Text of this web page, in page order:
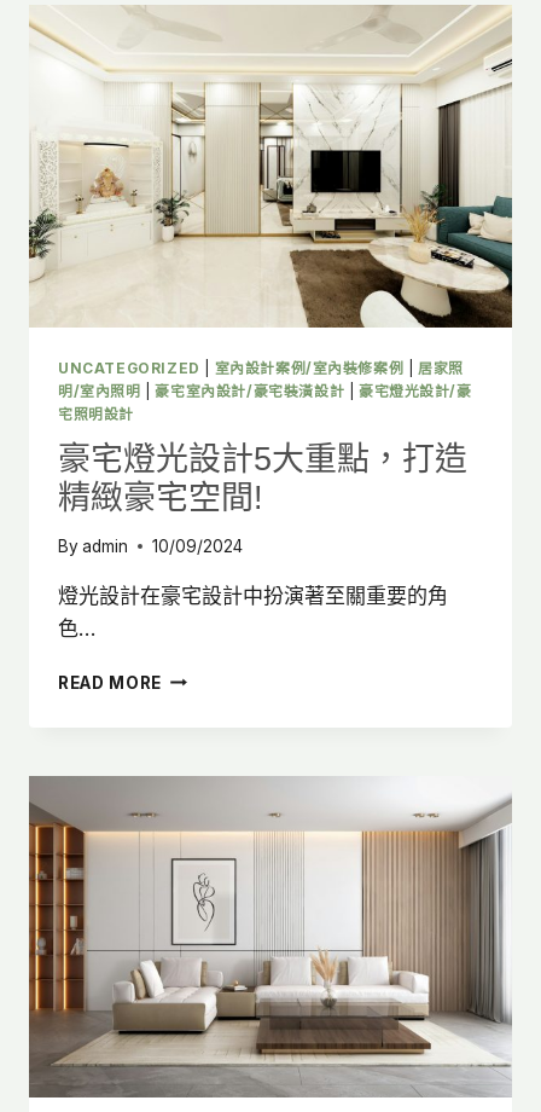
UNCATEGORIZED 室內設計案例/室內裝修案例 |居家照
明/室內照明
|豪宅室內設計/豪宅裝潢設計
豪宅燈光設計/豪
宅照明設計
豪宅燈光設計5大重點，打造
精緻豪宅空間!
Byadmin 10/09/2024
燈光設計在豪宅設計中扮演著至關重要的角
色…
READ MORE 豪
設
5
大
點，
造
精
緻
豪